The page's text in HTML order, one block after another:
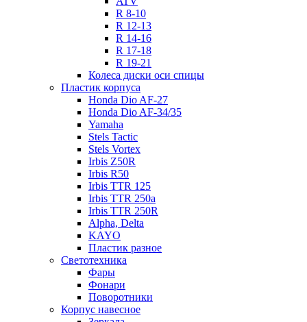
R 8-10
R 12-13
R 14-16
R 17-18
R 19-21
Колеса диски оси спицы
Пластик корпуса
Honda Dio AF-27
Honda Dio AF-34/35
Yamaha
Stels Tactic
Stels Vortex
Irbis Z50R
Irbis R50
Irbis TTR 125
Irbis TTR 250a
Irbis TTR 250R
Alpha, Delta
KAYO
Пластик разное
Светотехника
Фары
Фонари
Поворотники
Корпус навесное